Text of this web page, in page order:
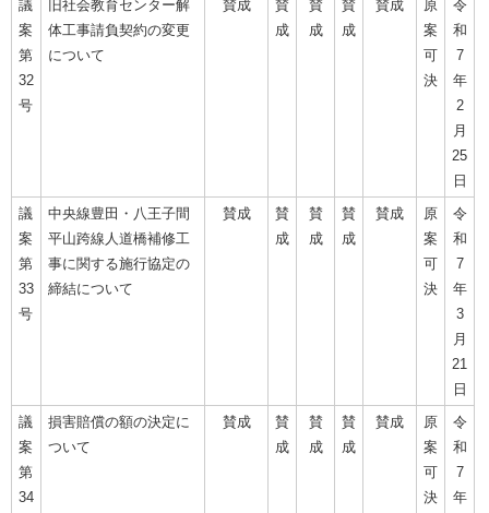
議
案
第
32
号
旧社会教育センター解
体工事請負契約の変更
について
賛成
賛
成
賛
成
賛
成
賛成
原
案
可
決
令
和
7
年
2
月
25
日
議
案
第
33
号
中央線豊田・八王子間
平山跨線人道橋補修工
事に関する施行協定の
締結について
賛成
賛
成
賛
成
賛
成
賛成
原
案
可
決
令
和
7
年
3
月
21
日
議
案
第
34
損害賠償の額の決定に
ついて
賛成
賛
成
賛
成
賛
成
賛成
原
案
可
決
令
和
7
年